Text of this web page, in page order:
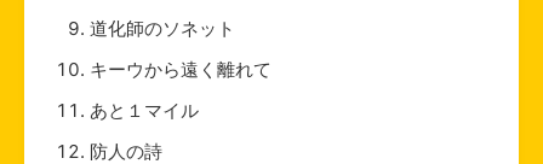
道化師のソネット
キーウから遠く離れて
あと１マイル
防人の詩